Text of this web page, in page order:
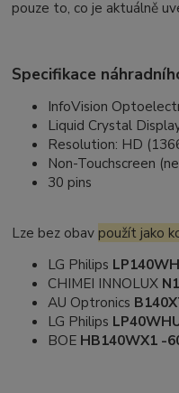
pouze to, co je aktuálně
Specifikace
InfoVision
Liquid Crystal
Resolution: HD
Non-Touchscreen
30 pins
Lze bez obav použít jako
LG Philips
CHIMEI INNOLUX
AU Optronics
LG Philips
BOE HB140WX1 -